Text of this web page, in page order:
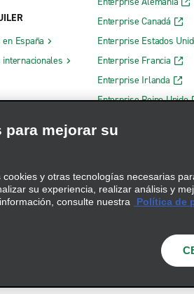
España
Enterprise Canadá
Enterprise Estados
Enterprise Francia
Enterprise Irlanda
Enterprise Reino Unido
mejorar su
y otras tecnologías necesarias
su experiencia, realizar análisis y
consulte nuestra
Política de